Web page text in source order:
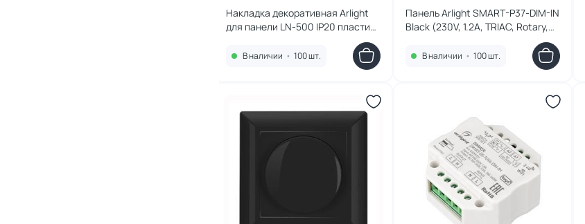
Накладка декоративная Arlight
для панели LN-500 IP20 пластик
В наличии • 100 шт.
Панель Arlight SMART-P37-DIM-IN
Black (230V, 1.2A, TRIAC, Rotary,
В наличии • 100 шт.